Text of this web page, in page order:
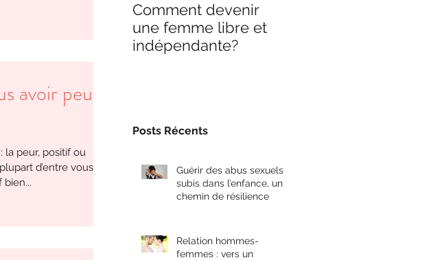
Comment devenir
une femme libre et
indépendante?
Posts Récents
Guérir des abus sexuels
subis dans l’enfance, un
chemin de résilience
Relation hommes-
femmes : vers un
avoir peur
la peur, positif ou
d’entre vous